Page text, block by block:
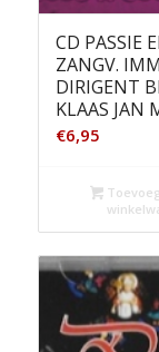
CD PASSIE
ZANGV.
DIRIGENT
KLAAS JAN
€6,95